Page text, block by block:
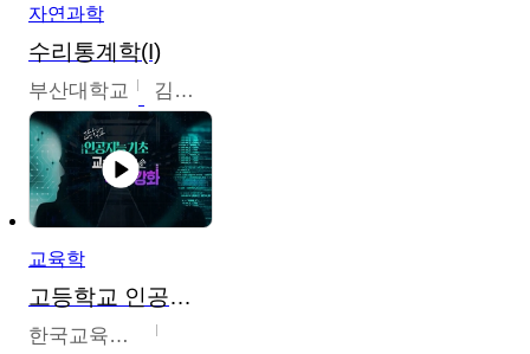
자연과학
수리통계학(I)
부산대학교 김충락
교육학
고등학교 인공지능 기초 교수ㆍ학습 역량 강화
한국교육학술정보원